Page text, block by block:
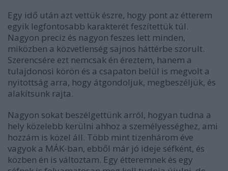
Egy idő után azt vettük észre, hogy pont az étterem
egyik legfontosabb karakterét feszítettük túl.
Nagyon precíz és nagyon feszes lett minden,
miközben a közvetlenség sajnos háttérbe szorult.
Szerencsére ezt nemcsak én éreztem, hanem a
tulajdonosi körön és a csapaton belül is megvolt a
nyitottság arra, hogy átgondoljuk, megbeszéljük, és
alakítsunk rajta.
Nagyon sokat beszélgettünk arról, hogyan tudna a
hely közelebb kerülni ahhoz a személyességhez, ami
hozzám is közel áll. Több mint tizenhárom éve
vagyok a MÁK-ban, ebből már jó ideje séfként, és
közben én is változtam. Egy étteremnek és egy